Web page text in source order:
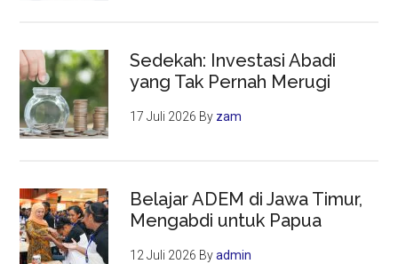
Sedekah: Investasi Abadi
yang Tak Pernah Merugi
17 Juli 2026 By zam
Belajar ADEM di Jawa Timur,
Mengabdi untuk Papua
12 Juli 2026 Byadmin